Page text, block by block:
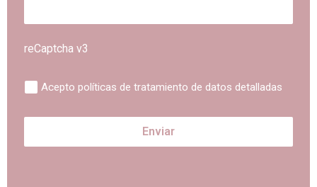
reCaptcha v3
Acepto políticas de tratamiento de datos detalladas
Enviar